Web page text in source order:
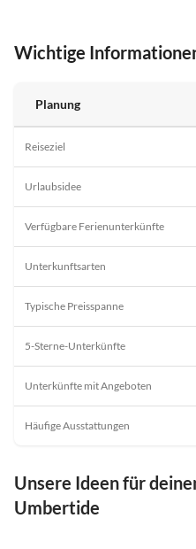
Wichtige
Planung
Reiseziel
Urlaubsidee
Verfügbare Ferienunterkünfte
Unterkunftsarten
Typische Preisspanne
5-Sterne-Unterkünfte
Unterkünfte mit Angeboten
Häufige Ausstattungen
Unsere Ideen für
Umbertide